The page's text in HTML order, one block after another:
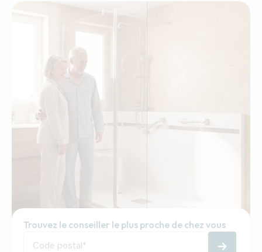
Trouvez le conseiller le plus proche de chez vous
Code postal*